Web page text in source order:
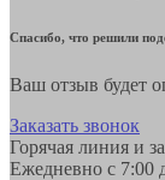
Спасибо, что решили
Ваш отзыв будет
Заказать звонок
Горячая линия и
Ежедневно с 7:00